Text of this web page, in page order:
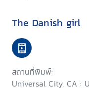
The Danish girl
สถานที่พิมพ์:
Universal City, CA :